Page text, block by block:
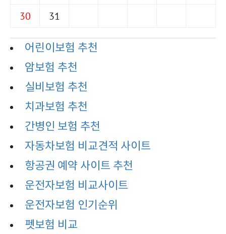
30
31
어린이보험 추천
암보험 추천
실비보험 추천
치과보험 추천
간병인 보험 추천
자동차보험 비교견적 사이트
항공권 예약 사이트 추천
운전자보험 비교사이트
운전자보험 인기순위
펫보험 비교